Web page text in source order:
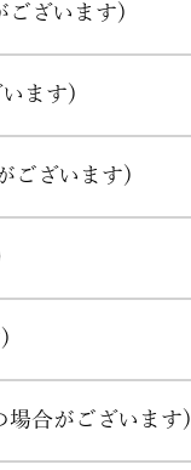
ございます)
ます)
ございます)
合がございます)